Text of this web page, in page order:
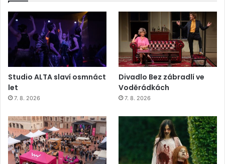
Studio ALTA slaví osmnáct
let
7. 8. 2026
Divadlo Bez zábradlí ve
Voděrádkách
7. 8. 2026